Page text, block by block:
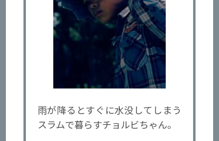
雨が降るとすぐに水没してしまう
スラムで暮らすチョルビちゃん。